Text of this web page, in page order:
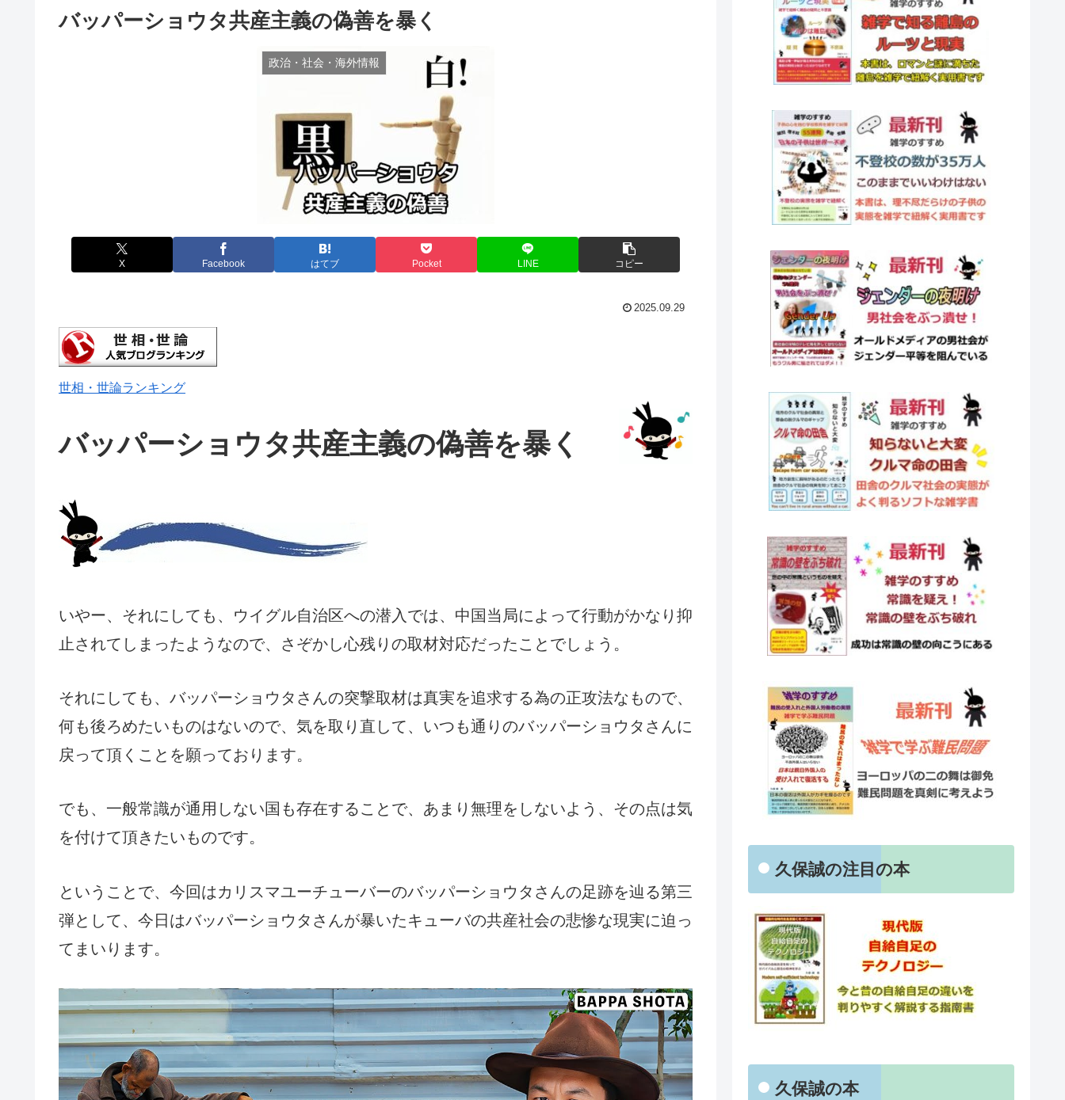
バッパーショウタ共産主義の偽善を暴く
政治・社会・海外情報
X Facebook はてブ Pocket LINE コピー
2025.09.29
世相・世論ランキング
バッパーショウタ共産主義の偽善を暴く
いやー、それにしても、ウイグル自治区への潜入では、中国当局によって行動がかなり抑
止されてしまったようなので、さぞかし心残りの取材対応だったことでしょう。
それにしても、バッパーショウタさんの突撃取材は真実を追求する為の正攻法なもので、
何も後ろめたいものはないので、気を取り直して、いつも通りのバッパーショウタさんに
戻って頂くことを願っております。
でも、一般常識が通用しない国も存在することで、あまり無理をしないよう、その点は気
を付けて頂きたいものです。
ということで、今回はカリスマユーチューバーのバッパーショウタさんの足跡を辿る第三
弾として、今日はバッパーショウタさんが暴いたキューバの共産社会の悲惨な現実に迫っ
てまいります。
久保誠の注目の本
久保誠の本